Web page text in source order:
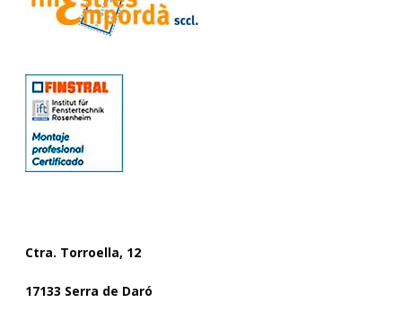
Ctra. Torroella, 12
17133 Serra de Daró